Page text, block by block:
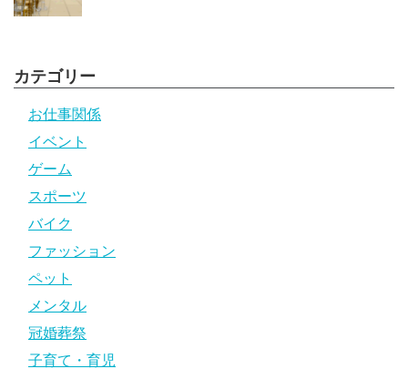
カテゴリー
お仕事関係
イベント
ゲーム
スポーツ
バイク
ファッション
ペット
メンタル
冠婚葬祭
子育て・育児